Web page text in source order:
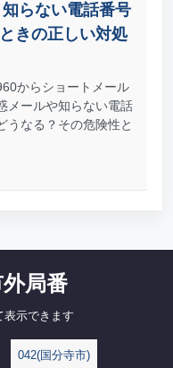
知らない電話番号
きの正しい対処
からショートメール
メールや知らない電話
うなる？その危険性と
局番
表示できます
042(国分寺市)